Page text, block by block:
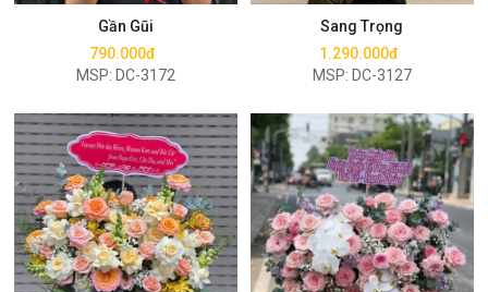
Gần Gũi
790.000đ
MSP: DC-3172
Sang Trọng
1.290.000đ
MSP: DC-3127